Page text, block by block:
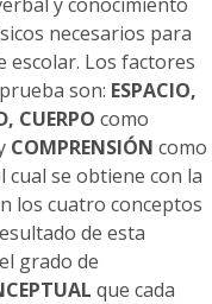
necesarios para
escolar. Los factores
son: ESPACIO,
CUERPO como
COMPRENSIÓN como
se obtiene con la
los cuatro conceptos
de esta
grado de
que cada